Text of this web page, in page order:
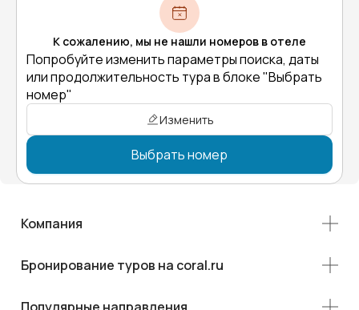
К сожалению, мы не нашли номеров в отеле
Попробуйте изменить параметры поиска, даты
или продолжительность тура в блоке "Выбрать
номер"
Изменить
Выбрать номер
Компания
Бронирование туров на coral.ru